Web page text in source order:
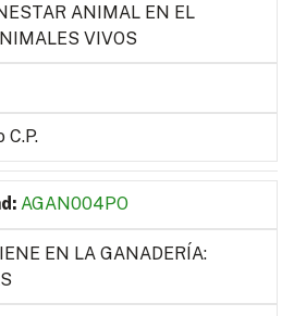
ANIMAL EN EL
VIVOS
C.P.
AGAN004PO
EN LA GANADERÍA: